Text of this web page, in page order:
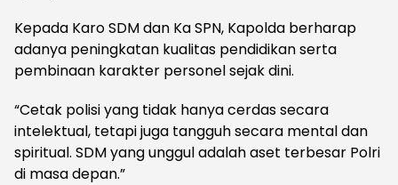
Kepada Karo SDM dan Ka SPN, Kapolda berharap
adanya peningkatan kualitas pendidikan serta
pembinaan karakter personel sejak dini.
“Cetak polisi yang tidak hanya cerdas secara
intelektual, tetapi juga tangguh secara mental dan
spiritual. SDM yang unggul adalah aset terbesar Polri
di masa depan.”